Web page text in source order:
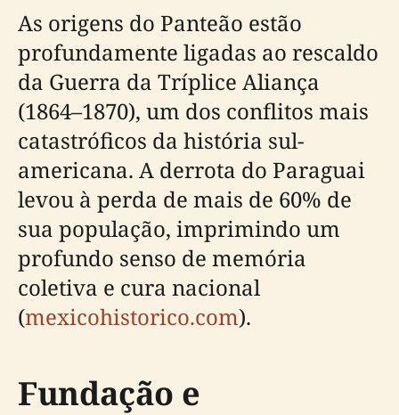
As origens do Panteão estão
profundamente ligadas ao rescaldo
da Guerra da Tríplice Aliança
(1864–1870), um dos conflitos mais
catastróficos da história sul-
americana. A derrota do Paraguai
levou à perda de mais de 60% de
sua população, imprimindo um
profundo senso de memória
coletiva e cura nacional
(mexicohistorico.com).
Fundação e